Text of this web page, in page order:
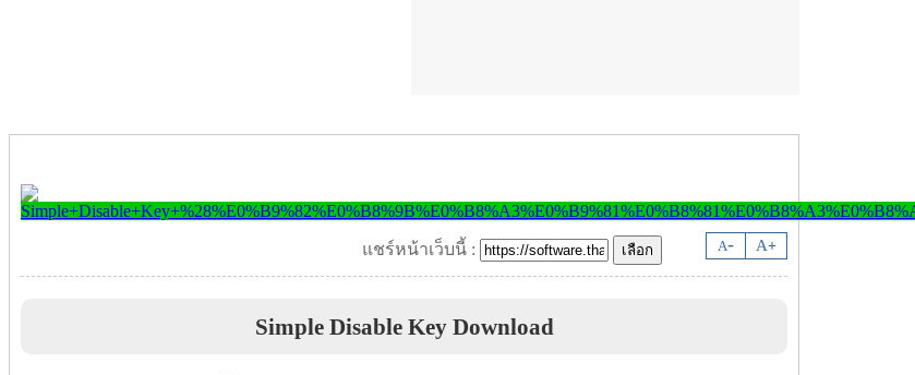
A- A+
แชร์หน้าเว็บนี้ :
Simple Disable Key Download